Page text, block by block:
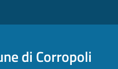
di Corropoli